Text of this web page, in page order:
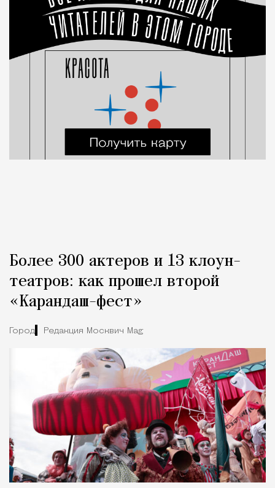
Более 300 актеров и 13 клоун-
театров: как прошел второй
«Карандаш-фест»
Город Редакция Москвич Mag